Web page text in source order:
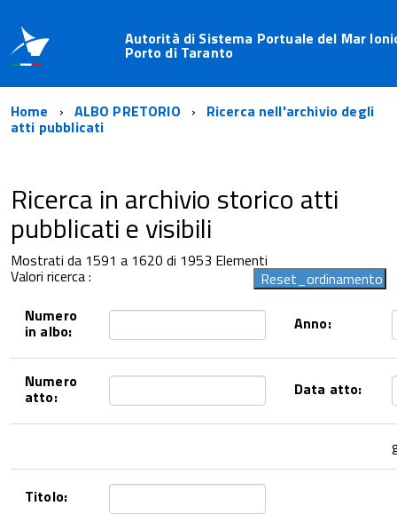
Autorità di Sistema Portuale del Mar
Porto di Taranto
Home ALBO PRETORIO Ricerca nell'archivio degli
atti pubblicati
Ricerca in archivio storico atti
pubblicati e visibili
Mostrati da 1591 a 1620 di 1953 Elementi
Valori ricerca :
Numero
in albo: Anno:
Numero
atto: Data atto:
Titolo: